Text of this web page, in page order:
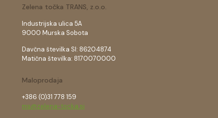
Zelena točka TRANS, z.o.o.
Industrijska ulica 5A
9000 Murska Sobota
Davčna številka SI: 86204874
Matična številka: 8170070000
Maloprodaja
+386 (0)31 778 159
ms@zelena-tocka.si